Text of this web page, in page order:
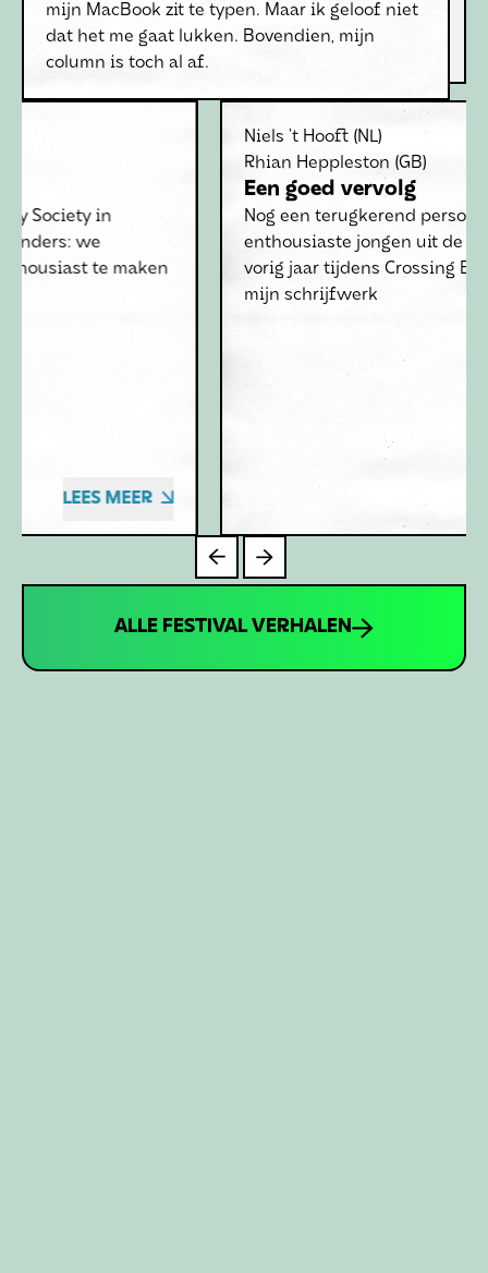
mijn MacBook zit te typen. Maar ik geloof niet
dat het me gaat lukken. Bovendien, mijn
column is toch al af.
Nog een terugkerend personage: de
enthousiaste jongen uit de havoklas waaraan ik
vorig jaar tijdens Crossing Border vertelde over
ALLE FESTIVAL VERHALEN